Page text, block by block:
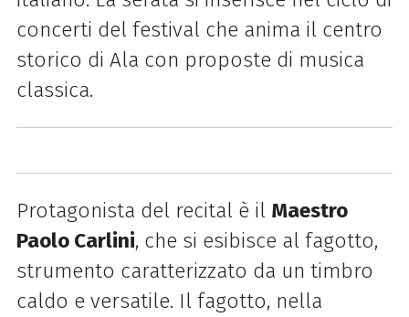
concerti del festival che anima il centro
storico di Ala con proposte di musica
classica.
Protagonista del recital è il Maestro
Paolo Carlini, che si esibisce al fagotto,
strumento caratterizzato da un timbro
caldo e versatile. Il fagotto, nella